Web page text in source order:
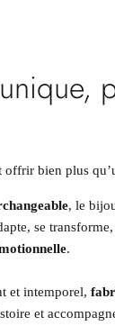
offrir bien plus
, le
se
.
et intemporel,
et